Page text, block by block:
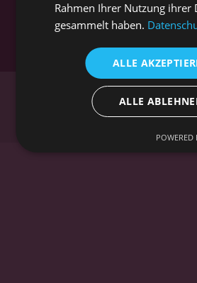
Servicekraft (M/
Impressum
Datenschutzerklärung
Zurück zum Seiteninhalt
Rahmen Ihrer Nutzung ihrer
gesammelt haben.
ALLE
ALLE
POWERED